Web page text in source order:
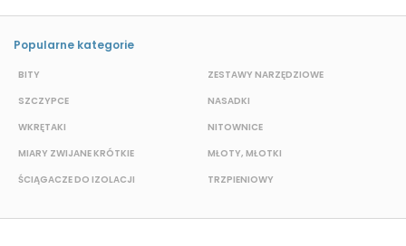
Popularne kategorie
BITY
SZCZYPCE
WKRĘTAKI
MIARY ZWIJANE KRÓTKIE
ŚCIĄGACZE DO IZOLACJI
ZESTAWY NARZĘDZIOWE
NASADKI
NITOWNICE
MŁOTY, MŁOTKI
TRZPIENIOWY